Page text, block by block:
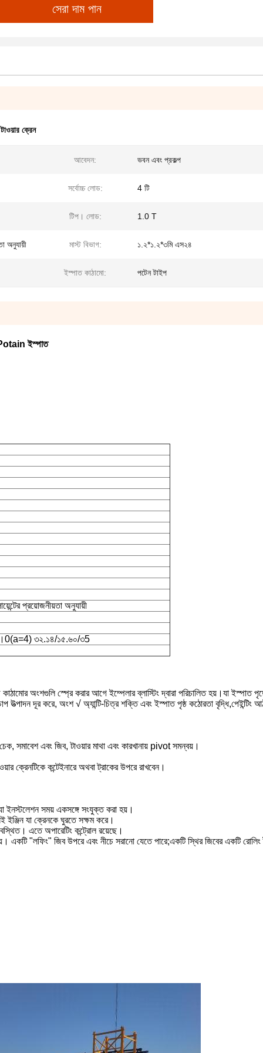
সেরা দাম পান
ক্রেন
আবেদন: ভবন এবং প্রকল্প
সর্বোচ্চ লোড: 4 টি
টিপ। লোড: 1.0 T
অনুযায়ী মাস্ট বিভাগ: ১.২*১.২*৩মি এস২৪
ইস্পাত কাঠামো: পটেন টাইপ
ইস্পাত
প্রয়োজনীয়তা অনুযায়ী
৩২.১৪/১৫.৬০/৩5
অংশগুলি স্প্রে করার আগে ইম্পেলার ব্লাস্টিং দ্বারা পরিচালিত হয়।যা ইস্পাত
উত্পাদন দূর করে, অংশ √ অ্যান্টি-চিত্র শক্তি এবং ইস্পাত পৃষ্ঠ কঠোরতা বৃদ্ধি,পেইন্টিং
চেক, সমাবেশ এবং জিব, টাওয়ার মাথা এবং কারখানায় pivot সমন্বয়।
ক্রেনটিকে কন্টেইনারে অথবা ট্রাকের উপরে রাখবেন।
ইনস্টলেশন সময় একসঙ্গে সংযুক্ত করা হয়।
ইঞ্জিন যা ক্রেনকে ঘুরতে সক্ষম করে।
এতে অপারেটিং কন্ট্রোল রয়েছে।
একটি "লফিং" জিব উপরে এবং নীচে সরানো যেতে পারে;একটি স্থির জিবের একটি রোলিং